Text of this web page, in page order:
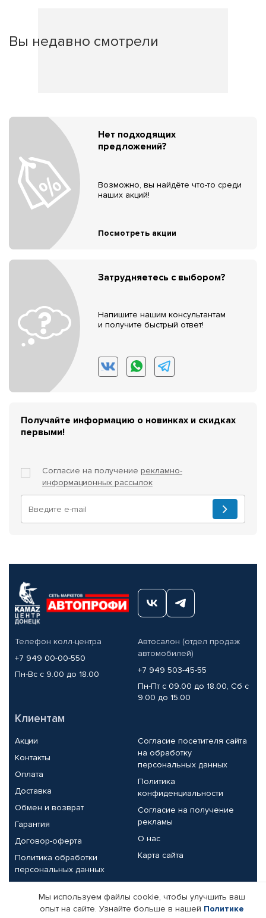
Вы недавно смотрели
Нет подходящих
предложений?
Возможно, вы найдёте что-то среди
наших акций!
Посмотреть акции
Затрудняетесь с выбором?
Напишите нашим консультантам
и получите быстрый ответ!
Получайте информацию о новинках и скидках
первыми!
Согласие на получение рекламно-
информационных рассылок
Телефон колл-центра
+7 949 00-00-550
Пн-Вс с 9.00 до 18.00
Автосалон (отдел продаж
автомобилей)
+7 949 503-45-55
Пн-Пт с 09.00 до 18.00, Сб с
9.00 до 15.00
Клиентам
Акции
Контакты
Оплата
Доставка
Обмен и возврат
Гарантия
Договор-оферта
Политика обработки
персональных данных
Согласие посетителя сайта
на обработку
персональных данных
Политика
конфиденциальности
Согласие на получение
рекламы
О нас
Карта сайта
Партнерам
Мы используем файлы cookie, чтобы улучшить ваш
опыт на сайте. Узнайте больше в нашей Политике